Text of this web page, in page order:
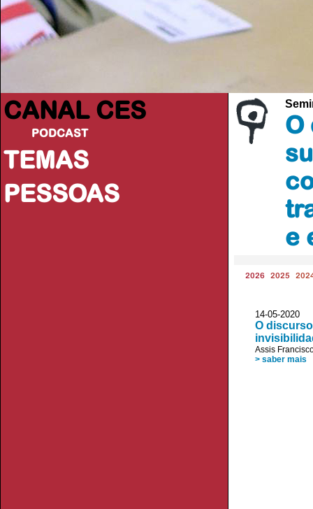
CANAL CES
PODCAST
TEMAS
PESSOAS
O
e
2026 2025
14-05-
O
Assis
> saber mais